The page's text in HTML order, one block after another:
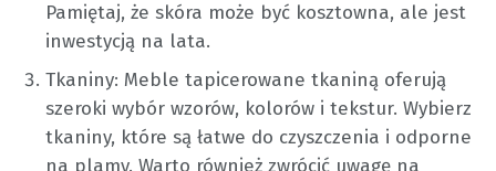
Pamiętaj, że skóra może być kosztowna, ale jest
inwestycją na lata.
Tkaniny: Meble tapicerowane tkaniną oferują
szeroki wybór wzorów, kolorów i tekstur. Wybierz
tkaniny, które są łatwe do czyszczenia i odporne
na plamy. Warto również zwrócić uwagę na